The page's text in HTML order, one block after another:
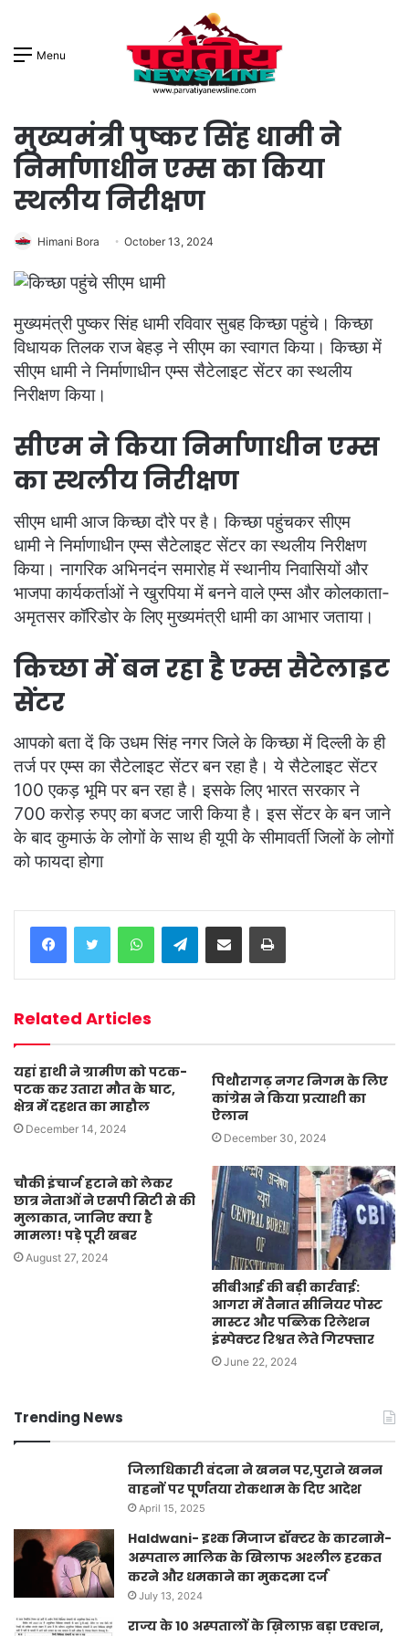
Menu
मुख्यमंत्री पुष्कर सिंह धामी ने
निर्माणाधीन एम्स का किया
स्थलीय निरीक्षण
Himani Bora October 13, 2024
मुख्यमंत्री पुष्कर सिंह धामी रविवार सुबह किच्छा पहुंचे। किच्छा
विधायक तिलक राज बेहड़ ने सीएम का स्वागत किया। किच्छा में
सीएम धामी ने निर्माणाधीन एम्स सैटेलाइट सेंटर का स्थलीय
निरीक्षण किया।
सीएम ने किया निर्माणाधीन एम्स
का स्थलीय निरीक्षण
सीएम धामी आज किच्छा दौरे पर है। किच्छा पहुंचकर सीएम
धामी ने निर्माणाधीन एम्स सैटेलाइट सेंटर का स्थलीय निरीक्षण
किया। नागरिक अभिनदंन समारोह में स्थानीय निवासियों और
भाजपा कार्यकर्ताओं ने खुरपिया में बनने वाले एम्स और कोलकाता-
अमृतसर कॉरिडोर के लिए मुख्यमंत्री धामी का आभार जताया।
किच्छा में बन रहा है एम्स सैटेलाइट
सेंटर
आपको बता दें कि उधम सिंह नगर जिले के किच्छा में दिल्ली के ही
तर्ज पर एम्स का सैटेलाइट सेंटर बन रहा है। ये सैटेलाइट सेंटर
100 एकड़ भूमि पर बन रहा है। इसके लिए भारत सरकार ने
700 करोड़ रुपए का बजट जारी किया है। इस सेंटर के बन जाने
के बाद कुमाऊं के लोगों के साथ ही यूपी के सीमावर्ती जिलों के लोगों
को फायदा होगा
WhatsAppTelegramShare via Email Print
Related Articles
यहां हाथी ने ग्रामीण को पटक-
पटक कर उतारा मौत के घाट,
क्षेत्र में दहशत का माहौल
December 14, 2024
पिथौरागढ़ नगर निगम के लिए
कांग्रेस ने किया प्रत्याशी का
ऐलान
December 30, 2024
चौकी इंचार्ज हटाने को लेकर
छात्र नेताओं ने एसपी सिटी से की
मुलाकात, जानिए क्या है
मामला! पड़े पूरी खबर
August 27, 2024
सीबीआई की बड़ी कार्रवाई:
आगरा में तैनात सीनियर पोस्ट
मास्टर और पब्लिक रिलेशन
इंस्पेक्टर रिश्वत लेते गिरफ्तार
June 22, 2024
Trending News
जिलाधिकारी वंदना ने खनन पर,पुराने खनन
वाहनों पर पूर्णतया रोकथाम के दिए आदेश
April 15, 2025
Haldwani- इश्क मिजाज डॉक्टर के कारनामे-
अस्पताल मालिक के खिलाफ अश्लील हरकत
करने और धमकाने का मुकदमा दर्ज
July 13, 2024
राज्य के 10 अस्पतालों के ख़िलाफ़ बड़ा एक्शन,